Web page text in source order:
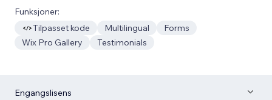
Funksjoner:
Tilpasset kode
Multilingual
Forms
Wix Pro Gallery
Testimonials
Engangslisens